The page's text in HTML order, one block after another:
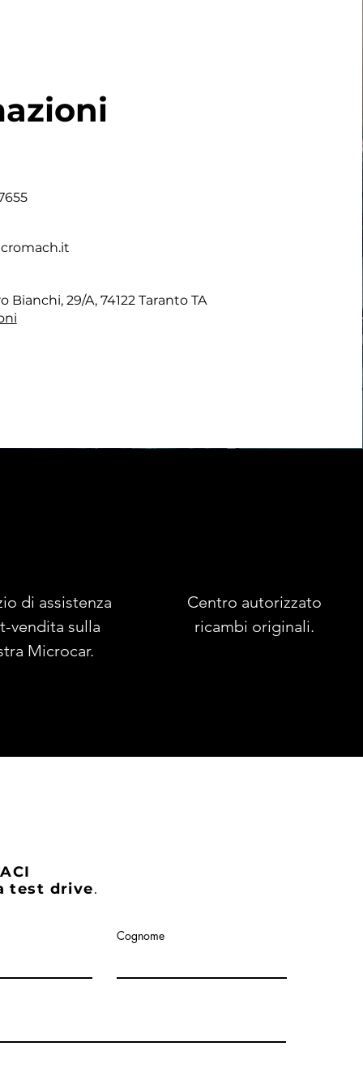
Bianchi, 29/A, 74122 Taranto TA
di assistenza
vendita sulla
Microcar.
Centro autorizzato
ricambi originali.
test drive.
Cognome